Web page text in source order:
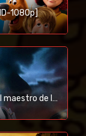
1080p]
Pesadilla en Elm Street 4: El maestro de los sueños (1988) [BR-RIP] [HD-1080p]